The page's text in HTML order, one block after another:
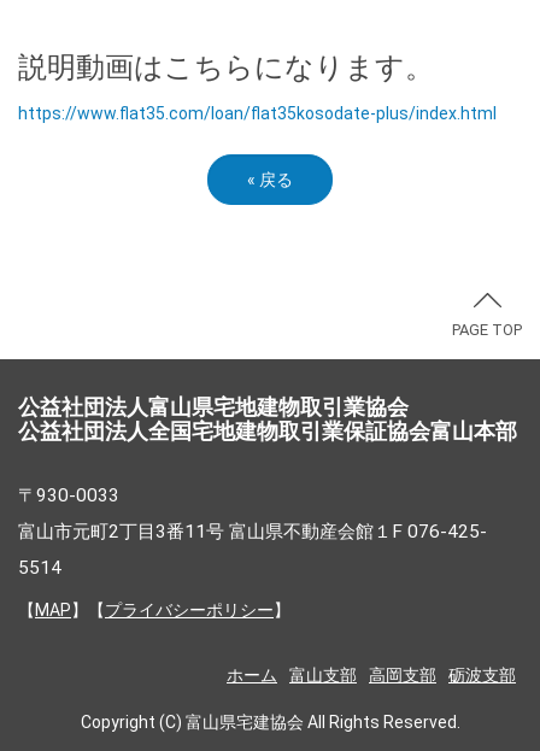
説明動画はこちらになります。
https://www.flat35.com/loan/flat35kosodate-plus/index.html
« 戻る
PAGE TOP
公益社団法人富山県宅地建物取引業協会
公益社団法人全国宅地建物取引業保証協会富山本部
〒930-0033
富山市元町2丁目3番11号 富山県不動産会館１F 076-425-
5514
【 MAP】【プライバシーポリシー】
ホーム 富山支部 高岡支部 砺波支部
Copyright (C) 富山県宅建協会 All Rights Reserved.